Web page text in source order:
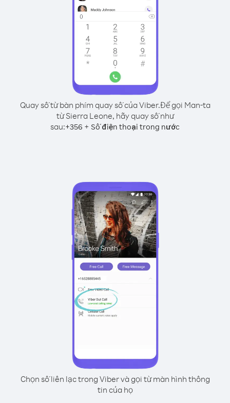
Quay số từ bàn phím quay số của Viber.Để gọi Man-ta
từ Sierra Leone, hãy quay số như
sau:+356 + Số điện thoại trong nước
Chọn số liên lạc trong Viber và gọi từ màn hình thông
tin của họ